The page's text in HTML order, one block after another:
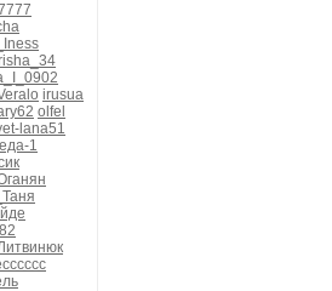
irusua
olfel
lana51
1